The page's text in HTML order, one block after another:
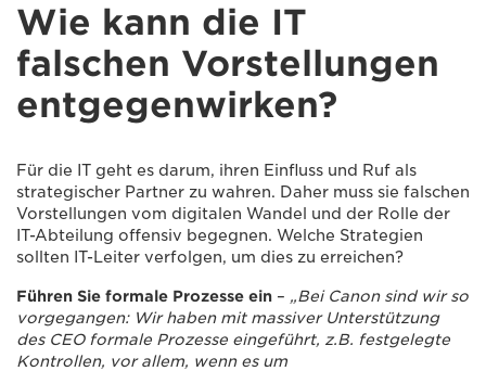
Wie kann die IT
falschen Vorstellungen
entgegenwirken?
Für die IT geht es darum, ihren Einfluss und Ruf als
strategischer Partner zu wahren. Daher muss sie falschen
Vorstellungen vom digitalen Wandel und der Rolle der
IT-Abteilung offensiv begegnen. Welche Strategien
sollten IT-Leiter verfolgen, um dies zu erreichen?
Führen Sie formale Prozesse ein – „Bei Canon sind wir so
vorgegangen: Wir haben mit massiver Unterstützung
des CEO formale Prozesse eingeführt, z.B. festgelegte
Kontrollen, vor allem, wenn es um